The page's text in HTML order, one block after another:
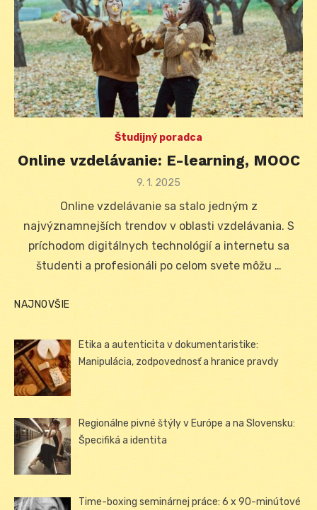
Študijný poradca
Online vzdelávanie: E-learning, MOOC
Posted
9. 1. 2025
Online vzdelávanie sa stalo jedným z
najvýznamnejších trendov v oblasti vzdelávania. S
príchodom digitálnych technológií a internetu sa
študenti a profesionáli po celom svete môžu …
NAJNOVŠIE
Etika a autenticita v dokumentaristike:
Manipulácia, zodpovednosť a hranice pravdy
Regionálne pivné štýly v Európe a na Slovensku:
Špecifiká a identita
Time-boxing seminárnej práce: 6 x 90-minútové